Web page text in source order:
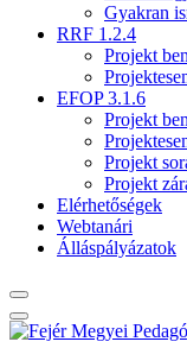
Gyakran
RRF 1.2.4
Projekt
EFOP 3.1.6
Projekt
Projekt
Projekt
Elérhetőségek
Webtanári
Álláspályázatok